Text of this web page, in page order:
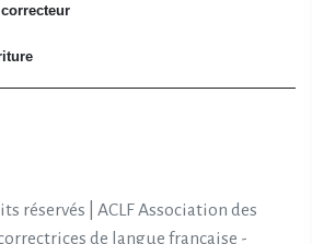
réservés | ACLF Association des
de langue française -